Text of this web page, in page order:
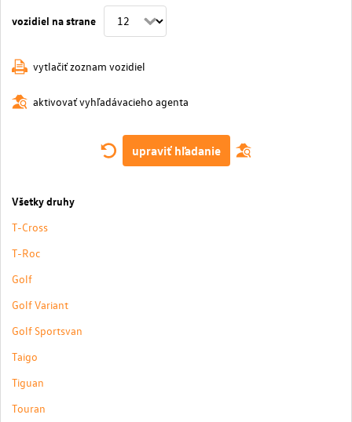
vozidiel na strane
vytlačiť zoznam vozidiel
aktivovať vyhľadávacieho agenta
upraviť hľadanie
Všetky druhy
T-Cross
T-Roc
Golf
Golf Variant
Golf Sportsvan
Taigo
Tiguan
Touran